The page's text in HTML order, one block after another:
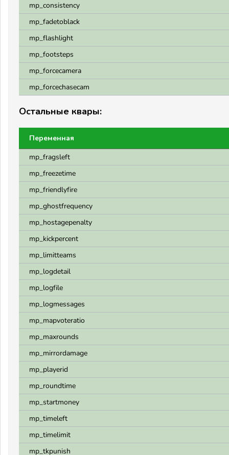
mp_consistency
mp_fadetoblack
mp_flashlight
mp_footsteps
mp_forcecamera
mp_forcechasecam
Остальные квары:
Переменная
mp_fragsleft
mp_freezetime
mp_friendlyfire
mp_ghostfrequency
mp_hostagepenalty
mp_kickpercent
mp_limitteams
mp_logdetail
mp_logfile
mp_logmessages
mp_mapvoteratio
mp_maxrounds
mp_mirrordamage
mp_playerid
mp_roundtime
mp_startmoney
mp_timeleft
mp_timelimit
mp_tkpunish